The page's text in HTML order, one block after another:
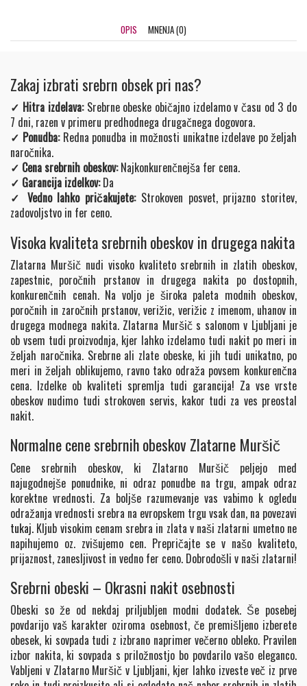
OPIS MNENJA (0)
Zakaj izbrati srebrn obsek pri nas?
✓ Hitra izdelava:Srebrne obeske običajno izdelamo v času od 3 do
7 dni, razen v primeru predhodnega drugačnega dogovora.
✓ Ponudba:Redna ponudba in možnosti unikatne izdelave po željah
naročnika.
✓ Cena srebrnih obeskov:Najkonkurenčnejša fer cena.
✓ Garancija izdelkov:Da
✓ Vedno lahko pričakujete:Strokoven posvet, prijazno storitev,
zadovoljstvo in fer ceno.
Visoka kvaliteta srebrnih obeskov in drugega nakita
Zlatarna Muršič nudi visoko kvaliteto srebrnih in zlatih obeskov,
zapestnic, poročnih prstanov in drugega nakita po dostopnih,
konkurenčnih cenah. Na voljo je široka paleta modnih obeskov,
poročnih in zaročnih prstanov, verižic, verižic z imenom, uhanov in
drugega modnega nakita. Zlatarna Muršič s salonom v Ljubljani je
ob vsem tudi proizvodnja, kjer lahko izdelamo tudi nakit po meri in
željah naročnika. Srebrne ali zlate obeske, ki jih tudi unikatno, po
meri in željah oblikujemo, ravno tako odraža povsem konkurenčna
cena. Izdelke ob kvaliteti spremlja tudi garancija! Za vse vrste
obeskov nudimo tudi strokoven servis, kakor tudi za ves preostal
nakit.
Normalne cene srebrnih obeskov Zlatarne Muršič
Cene srebrnih obeskov, ki Zlatarno Muršič peljejo med
najugodnejše ponudnike, ni odraz ponudbe na trgu, ampak odraz
korektne vrednosti. Za boljše razumevanje vas vabimo k ogledu
odražanja vrednosti srebra na evropskem trgu vsak dan, na povezavi
tukaj. Kljub visokim cenam srebra in zlata v naši zlatarni umetno ne
napihujemo oz. zvišujemo cen. Prepričajte se v našo kvaliteto,
prijaznost, zanesljivost in vedno fer ceno. Dobrodošli v naši zlatarni!
Srebrni obeski – Okrasni nakit osebnosti
Obeski so že od nekdaj priljubljen modni dodatek. Še posebej
povdarijo vaš karakter oziroma osebnost, če premišljeno izberete
obesek, ki sovpada tudi z izbrano naprimer večerno obleko. Pravilen
izbor nakita, ki sovpada s priložnostjo bo povdarilo vašo eleganco.
Vabljeni v Zlatarno Muršič v Ljubljani, kjer lahko izveste več iz prve